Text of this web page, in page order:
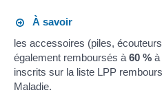
À savoir
les accessoires (piles,
également remboursés à 60 %à
inscrits sur la liste LPP
Maladie.